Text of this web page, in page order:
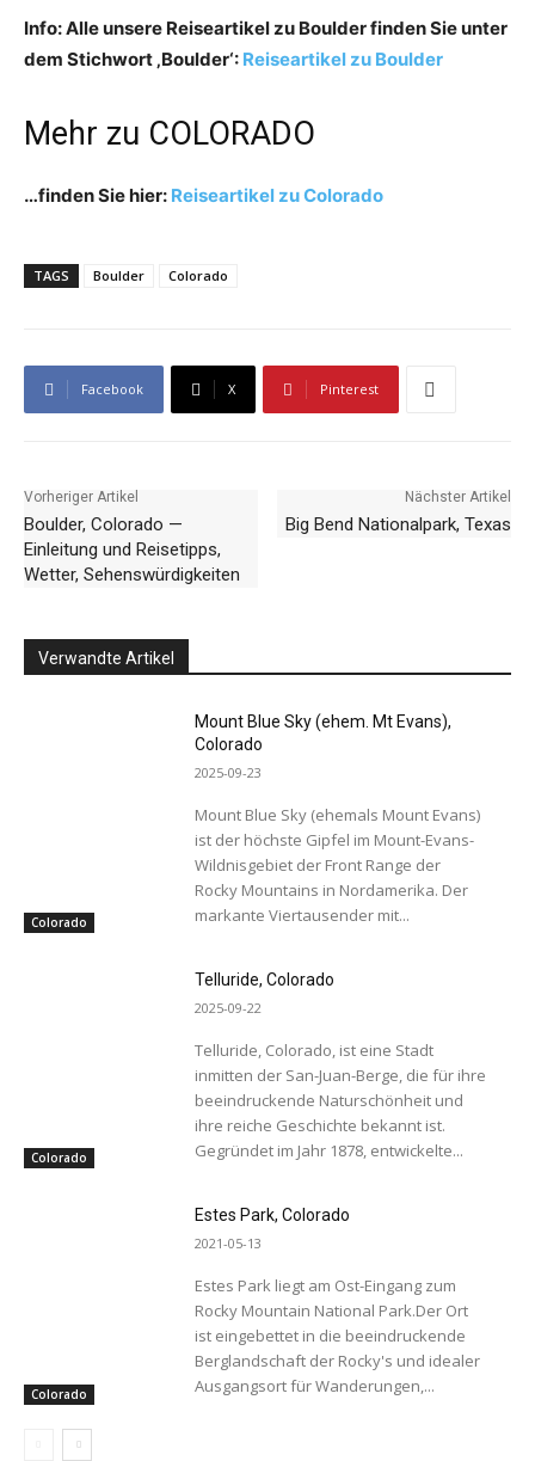
Info: Alle unsere Reiseartikel zu Boulder finden Sie unter
dem Stichwort ‚Boulder‘: Reiseartikel zu Boulder
Mehr zu COLORADO
…finden Sie hier: Reiseartikel zu Colorado
TAGS Boulder Colorado
Facebook X Pinterest
Vorheriger Artikel
Boulder, Colorado —
Einleitung und Reisetipps,
Wetter, Sehenswürdigkeiten
Nächster Artikel
Big Bend Nationalpark, Texas
Verwandte Artikel
Colorado
Mount Blue Sky (ehem. Mt Evans),
Colorado
2025-09-23
Mount Blue Sky (ehemals Mount Evans)
ist der höchste Gipfel im Mount-Evans-
Wildnisgebiet der Front Range der
Rocky Mountains in Nordamerika. Der
markante Viertausender mit...
Colorado
Telluride, Colorado
2025-09-22
Telluride, Colorado, ist eine Stadt
inmitten der San-Juan-Berge, die für ihre
beeindruckende Naturschönheit und
ihre reiche Geschichte bekannt ist.
Gegründet im Jahr 1878, entwickelte...
Colorado
Estes Park, Colorado
2021-05-13
Estes Park liegt am Ost-Eingang zum
Rocky Mountain National Park.Der Ort
ist eingebettet in die beeindruckende
Berglandschaft der Rocky's und idealer
Ausgangsort für Wanderungen,...